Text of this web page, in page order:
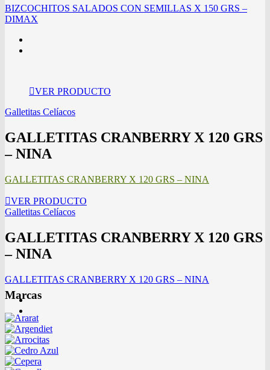
BIZCOCHITOS SALADOS CON SEMILLAS X 150 GRS –
DIMAX
VER PRODUCTO
Galletitas Celíacos
GALLETITAS CRANBERRY X 120 GRS
– NINA
GALLETITAS CRANBERRY X 120 GRS – NINA
VER PRODUCTO
Galletitas Celíacos
GALLETITAS CRANBERRY X 120 GRS
– NINA
GALLETITAS CRANBERRY X 120 GRS – NINA
Marcas